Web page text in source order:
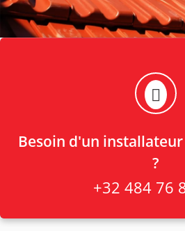
Besoin d'un
?
+32 484 76